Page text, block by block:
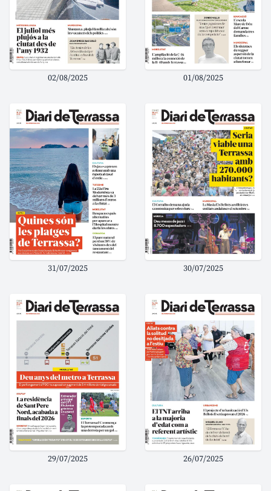
02/08/2025 01/08/2025
31/07/2025 30/07/2025
29/07/2025 26/07/2025